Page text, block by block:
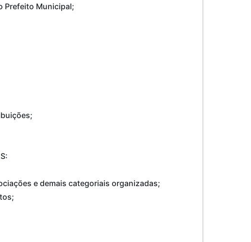
Prefeito Municipal;
e demais categoriais organizadas;